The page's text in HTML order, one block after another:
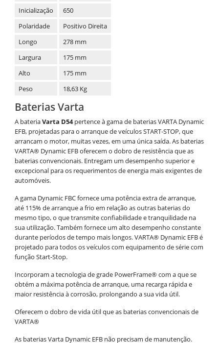
Inicialização
650
Polaridade
Positivo Direita
Longo
278 mm
Largura
175 mm
Alto
175 mm
Peso
18,63 Kg
Baterias Varta
A bateriaVarta D54pertence à gama de baterias VARTA Dynamic
EFB, projetadas para o arranque de veículos START-STOP,que
arrancam o motor, muitas vezes, em uma única saída. As baterias
VARTA® Dynamic EFB oferecem o dobro de resistência que as
baterias convencionais. Entregam um desempenho superior e
excepcional para os requerimentos de energia mais exigentes de
automóveis.
A gama Dynamic FBC fornece uma potência extra de arranque,
até 115% de arranque a frio em relação as outras baterias do
mesmo tipo, o que transmite confiabilidade e tranquilidade na
sua utilização. Também fornece um alto desempenho constante
durante períodos de tempo mais longos. VARTA® Dynamic EFB é
projetado para todos os veículos com equipamento de série com
função Start-Stop.
Incorporam a tecnologia de grade PowerFrame® com a que se
obtém a máxima potência de arranque, uma recarga rápida e
maior resistência à corrosão, prolongando a sua vida útil.
Oferecem o dobro de vida útil que as baterias convencionais de
VARTA®
As baterias Varta Dynamic EFB não precisam de manutenção.